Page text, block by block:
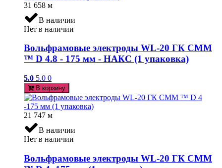
31 658 м
В наличии
Нет в наличии
Вольфрамовые электроды WL-20 ГК СММ
™ D 4.8 - 175 мм - НАКС (1 упаковка)
5.0 5.0 0
В корзину
21 747 м
В наличии
Нет в наличии
Вольфрамовые электроды WL-20 ГК СММ